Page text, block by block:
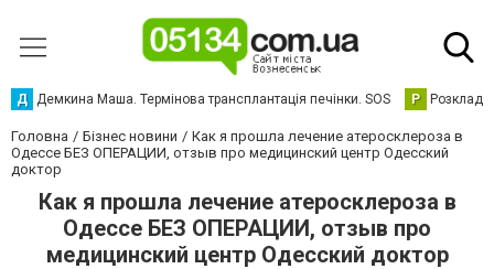
Д Демкина Маша. Термінова трансплантація печінки. SOS Р Розклад
Головна Бізнес новини
Как я прошла лечение атеросклероза в
Одессе БЕЗ ОПЕРАЦИИ, отзыв про медицинский центр Одесский
доктор
Как я прошла лечение атеросклероза в
Одессе БЕЗ ОПЕРАЦИИ, отзыв про
медицинский центр Одесский доктор